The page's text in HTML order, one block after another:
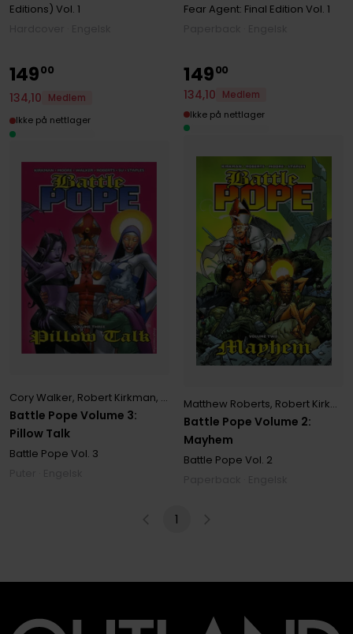
Editions) Vol. 1
Fear Agent: Final Edition Vol. 1
Battle Pope Volume 3:
Pillow Talk
Cory Walker, Robert Kirkman, Tony Moore Val Staples
Battle Pope Vol. 3
14900
134,10
Medlem
Ikke på nettlager
Battle Pope Volume 2:
Mayhem
Matthew Roberts, Robert Kirkman
Battle Pope Vol. 2
14900
134,10
Medlem
Ikke på nettlager
1